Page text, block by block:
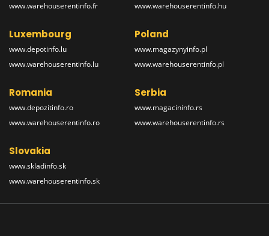
www.warehouserentinfo.fr
www.warehouserentinfo.hu
Luxembourg
www.depotinfo.lu
www.warehouserentinfo.lu
Poland
www.magazynyinfo.pl
www.warehouserentinfo.pl
Romania
www.depozitinfo.ro
www.warehouserentinfo.ro
Serbia
www.magacininfo.rs
www.warehouserentinfo.rs
Slovakia
www.skladinfo.sk
www.warehouserentinfo.sk